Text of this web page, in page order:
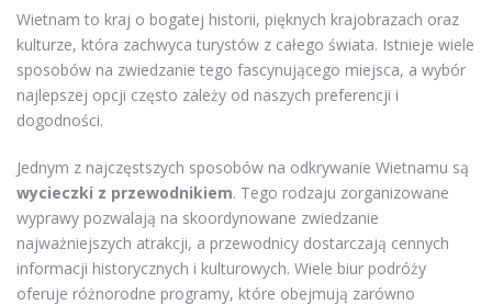
Wietnam to kraj o bogatej historii, pięknych krajobrazach oraz
kulturze, która zachwyca turystów z całego świata. Istnieje wiele
sposobów na zwiedzanie tego fascynującego miejsca, a wybór
najlepszej opcji często zależy od naszych preferencji i
dogodności.
Jednym z najczęstszych sposobów na odkrywanie Wietnamu są
wycieczki z przewodnikiem. Tego rodzaju zorganizowane
wyprawy pozwalają na skoordynowane zwiedzanie
najważniejszych atrakcji, a przewodnicy dostarczają cennych
informacji historycznych i kulturowych. Wiele biur podróży
oferuje różnorodne programy, które obejmują zarówno